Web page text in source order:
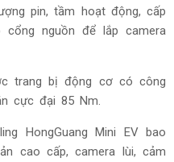
pin, tầm hoạt động, cấp
nguồn để lắp camera
trang bị động cơ có công
cực đại 85 Nm.
HongGuang Mini EV bao
cao cấp, camera lùi, cảm